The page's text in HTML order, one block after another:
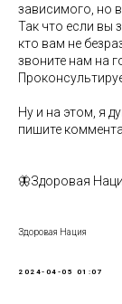
зависимого, но
Так что если вы
кто вам не
звоните нам на
Ну и на этом, я
пишите
🦋Здоровая
Здоровая Нация
2024-04-05 01:07